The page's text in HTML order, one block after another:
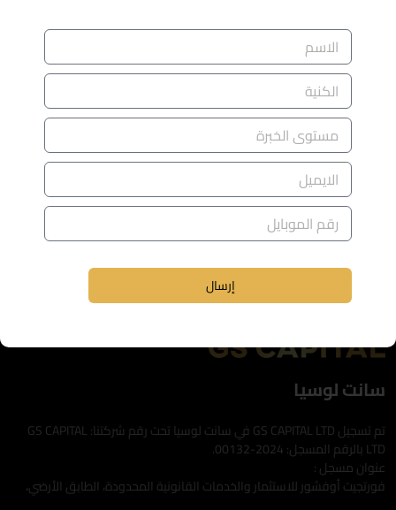
سانت لوسيا
تم تسجيل GS CAPITAL LTD في سانت لوسيا تحت رقم شركتنا: GS CAPITAL
LTD بالرقم المسجل: 2024-00132.
عنوان مسجل :
فورتجيت أوفشور للاستثمار والخدمات القانونية المحدودة، الطابق الأرضي،
إرسال